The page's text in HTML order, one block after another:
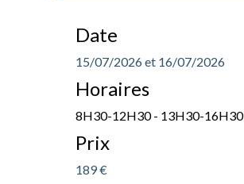
Date
15/07/2026 et 16/07/2026
Horaires
8H30-12H30 - 13H30-16H30
Prix
189 €